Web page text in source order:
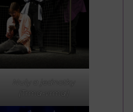
Nuly a jednotky
(Trma-vrma)